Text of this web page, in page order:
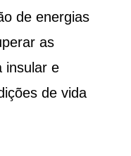
de energias
as
insular e
de vida